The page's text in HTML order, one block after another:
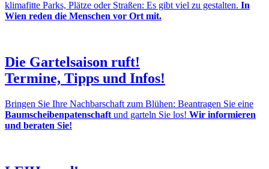
klimafitte Parks, Plätze oder Straßen: Es gibt viel zu gestalten. In
Wien reden die Menschen vor Ort mit.
Die Gartelsaison ruft!
Termine, Tipps und Infos!
Bringen Sie Ihre Nachbarschaft zum Blühen: Beantragen Sie eine
Baumscheibenpatenschaft und garteln Sie los! Wir informieren
und beraten Sie!